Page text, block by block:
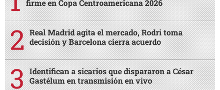
firme en Copa Centroamericana 2026
Real Madrid agita el mercado, Rodri toma
decisión y Barcelona cierra acuerdo
Identifican a sicarios que dispararon a César
Gastélum en transmisión en vivo